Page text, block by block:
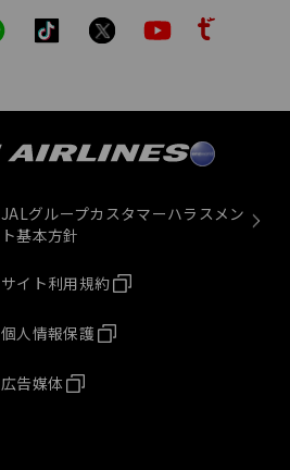
JALグループカスタマーハラスメン
ト基本方針
サイト利用規約
個人情報保護
広告媒体